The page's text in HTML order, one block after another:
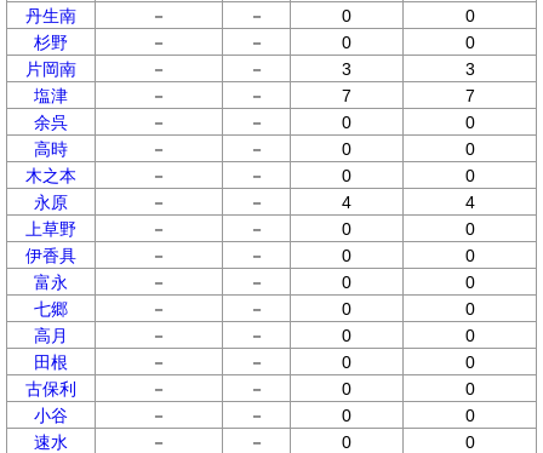
丹生南
－ － 0
0
杉野
－ － 0
0
片岡南
－ － 3
3
塩津
－ － 7
7
余呉
－ － 0
0
高時
－ － 0
0
木之本
－ － 0
0
永原
－ － 4
4
上草野
－ － 0
0
伊香具
－ － 0
0
富永
－ － 0
0
七郷
－ － 0
0
高月
－ － 0
0
田根
－ － 0
0
古保利
－ － 0
0
小谷
－ － 0
0
速水
－ － 0
0